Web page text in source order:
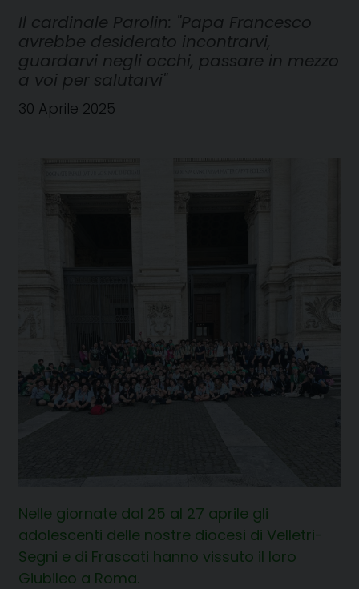
Il cardinale Parolin: "Papa Francesco
avrebbe desiderato incontrarvi,
guardarvi negli occhi, passare in mezzo
a voi per salutarvi"
30 Aprile 2025
Nelle giornate dal 25 al 27 aprile gli
adolescenti delle nostre diocesi di Velletri-
Segni e di Frascati hanno vissuto il loro
Giubileo a Roma.